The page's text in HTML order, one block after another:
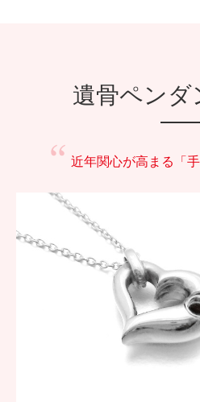
遺骨ペンダ
近年関心が高まる 「